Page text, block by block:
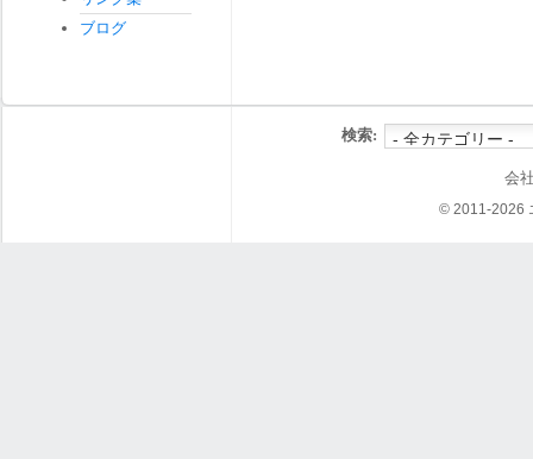
ブログ
検索:
会
© 2011-2026